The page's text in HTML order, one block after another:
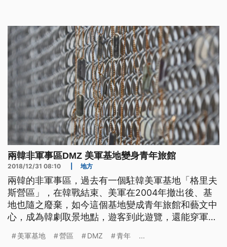
會面並握手。北韓領導人金正恩表示，「很高興再度
見到你，我從沒預期到可
兩韓非軍事區DMZ 美軍基地變身青年旅館
2018/12/31 08:10 地方
兩韓的非軍事區，過去有一個駐韓美軍基地「格里夫
斯營區」，在韓戰結束、美軍在2004年撤出後、基
地也隨之廢棄，如今這個基地變成青年旅館和藝文中
心，成為韓劇取景地點，遊客到此遊覽，還能穿軍
外圍還有許多蛇腹型鐵絲網，兩韓的非軍事區DMZ，
美軍基地 營區 DMZ 青年 ...